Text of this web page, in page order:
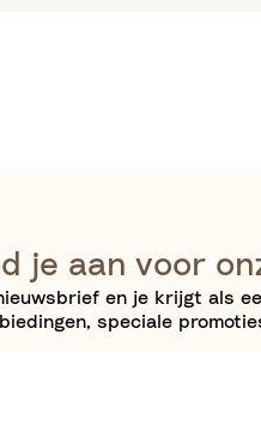
je aan voor
en je krijgt als
speciale